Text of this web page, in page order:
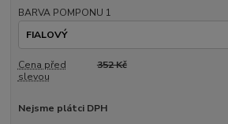
BARVA POMPONU 1
Cena před
slevou
352 Kč
Nejsme plátci DPH